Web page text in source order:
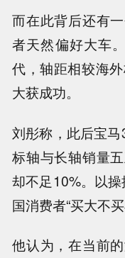
而在此背后还有
者天然偏好大车
代，轴距相较海
大获成功。
刘彤称，此后宝
标轴与长轴销量
却不足10%。以
国消费者“买大不
他认为，在当前